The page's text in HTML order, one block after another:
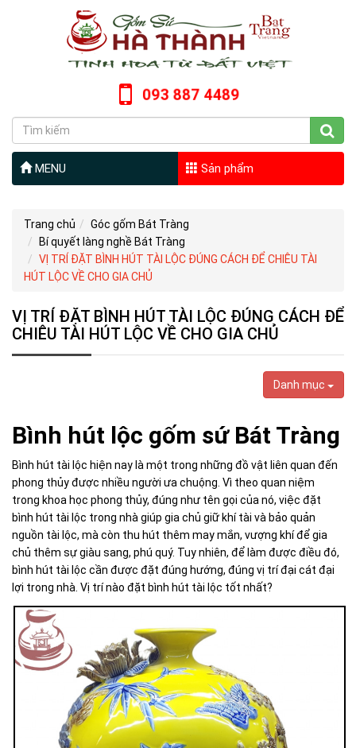
093 887 4489
MENU Sản phẩm
Trang chủ
Góc gốm Bát Tràng
Bí quyết làng nghề Bát Tràng
VỊ TRÍ ĐẶT BÌNH HÚT TÀI LỘC ĐÚNG CÁCH ĐỂ CHIÊU TÀI
HÚT LỘC VỀ CHO GIA CHỦ
VỊ TRÍ ĐẶT BÌNH HÚT TÀI LỘC ĐÚNG CÁCH ĐỂ
CHIÊU TÀI HÚT LỘC VỀ CHO GIA CHỦ
Danh mục
Bình hút lộc gốm sứ Bát Tràng
Bình hút tài lộc hiện nay là một trong những đồ vật liên quan đến
phong thủy được nhiều người ưa chuộng. Vì theo quan niệm
trong khoa học phong thủy, đúng như tên gọi của nó, việc đặt
bình hút tài lộc trong nhà giúp gia chủ giữ khí tài và bảo quản
nguồn tài lộc, mà còn thu hút thêm may mắn, vượng khí để gia
chủ thêm sự giàu sang, phú quý. Tuy nhiên, để làm được điều đó,
bình hút tài lộc cần được đặt đúng hướng, đúng vị trí đại cát đại
lợi trong nhà. Vị trí nào đặt bình hút tài lộc tốt nhất?